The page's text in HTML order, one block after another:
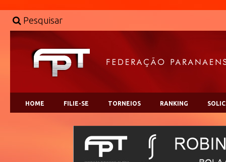
Pesquisar
HOME FILIE-SE TORNEIOS RANKING